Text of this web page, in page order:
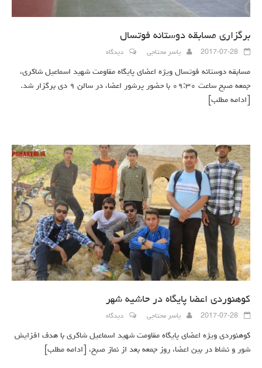
برگزاری مسابقه دوستانه فوتسال
2017-07-28 یاسر محتاجی دیدگاه
مسابقه دوستانه فوتسال ویژه اعضای پایگاه مقاومت شهید اسماعیل شاکری،
جمعه صبح ساعت ۰۹:۳۰ با حضور پرشور اعضا، در سالن ۹ دی برگزار شد.
[ادامه مطلب]
کوهنوردی اعضا پایگاه در حاشیه شهر
2017-07-28 یاسر محتاجی دیدگاه
کوهنوردی ویژه اعضای پایگاه مقاومت شهید اسماعیل شاکری با هدف افزایش
شور و نشاط در بین اعضا، روز جمعه بعد از نماز صبح،
[ادامه مطلب]